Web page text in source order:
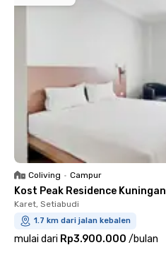
Coliving • Campur
Kost Peak Residence Kuningan
Karet, Setiabudi
1.7 km dari jalan kebalen
mulai dari Rp3.900.000 /bulan